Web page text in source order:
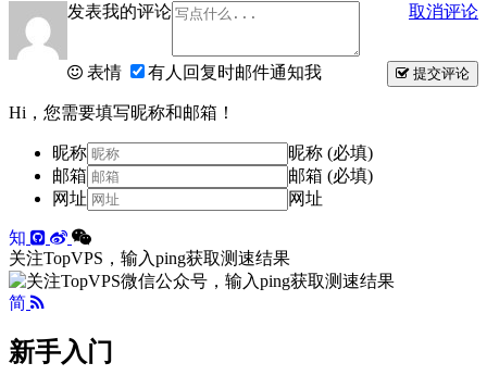
发表我的评论 取消评论
提交评论
表情 有人回复时邮件通知我
Hi，您需要填写昵称和邮箱！
昵称
昵称 (必填)
邮箱
邮箱 (必填)
网址
网址
知
关注TopVPS，输入ping获取测速结果
简
新手入门